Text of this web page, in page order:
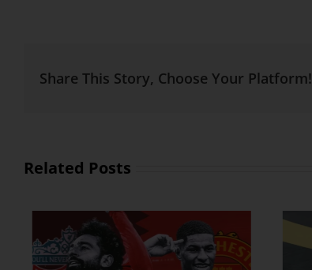
Share This Story, Choose Your Platform!
Related Posts